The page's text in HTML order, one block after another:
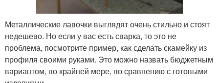
Металлические лавочки выглядят очень стильно и стоят
недешево. Но если у вас есть сварка, то это не
проблема, посмотрите пример, как сделать скамейку из
профиля своими руками. Это можно назвать бюджетным
вариантом, по крайней мере, по сравнению с готовыми